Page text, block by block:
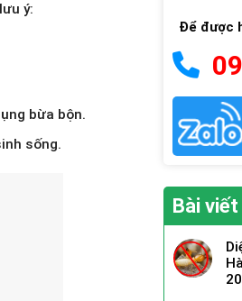
ý:
bừa bộn.
sống.
Để được
Bài